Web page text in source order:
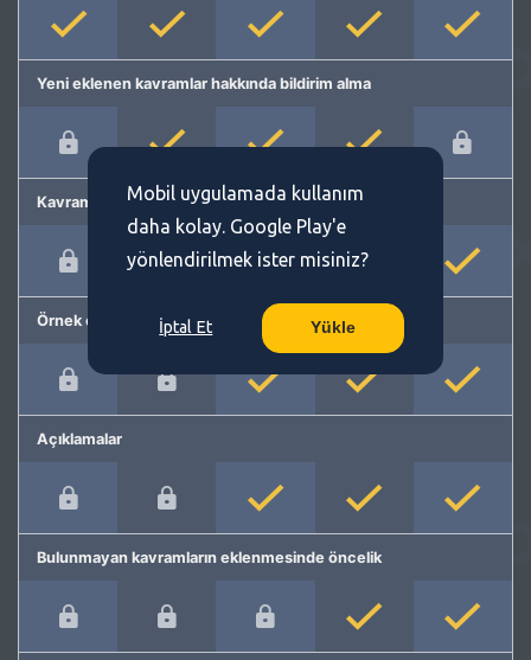
Yeni eklenen kavramlar hakkında bildirim alma
Kavram önerme
Örnek cümleler
Açıklamalar
Bulunmayan kavramların eklenmesinde öncelik
Mobil uygulamada kullanım
daha kolay. Google Play'e
yönlendirilmek ister misiniz?
İptal Et Yükle